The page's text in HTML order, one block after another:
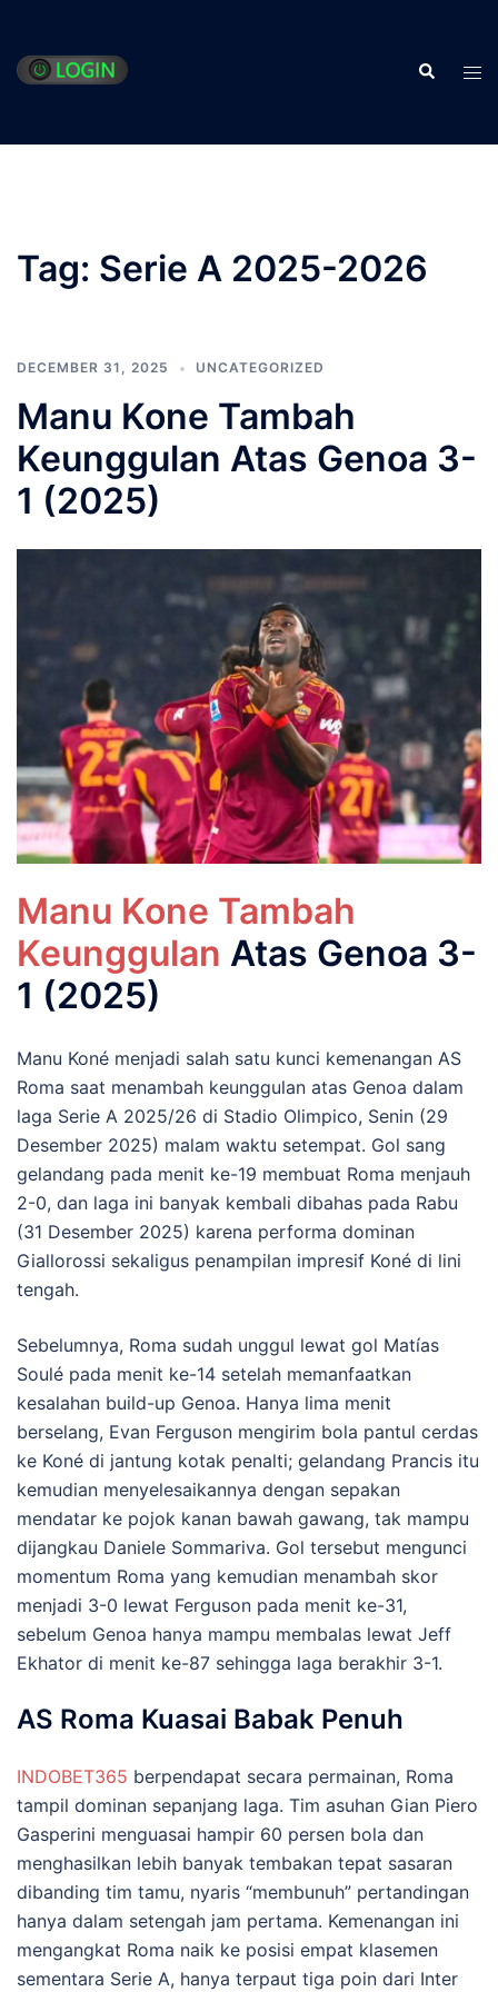
content
Search
Tag: Serie A 2025-2026
DECEMBER 31, 2025 UNCATEGORIZED
Manu Kone Tambah
Keunggulan Atas Genoa 3-
1 (2025)
Manu Kone Tambah
Keunggulan Atas Genoa 3-
1 (2025)
Manu Koné menjadi salah satu kunci kemenangan AS
Roma saat menambah keunggulan atas Genoa dalam
laga Serie A 2025/26 di Stadio Olimpico, Senin (29
Desember 2025) malam waktu setempat. Gol sang
gelandang pada menit ke-19 membuat Roma menjauh
2-0, dan laga ini banyak kembali dibahas pada Rabu
(31 Desember 2025) karena performa dominan
Giallorossi sekaligus penampilan impresif Koné di lini
tengah.
Sebelumnya, Roma sudah unggul lewat gol Matías
Soulé pada menit ke-14 setelah memanfaatkan
kesalahan build-up Genoa. Hanya lima menit
berselang, Evan Ferguson mengirim bola pantul cerdas
ke Koné di jantung kotak penalti; gelandang Prancis itu
kemudian menyelesaikannya dengan sepakan
mendatar ke pojok kanan bawah gawang, tak mampu
dijangkau Daniele Sommariva. Gol tersebut mengunci
momentum Roma yang kemudian menambah skor
menjadi 3-0 lewat Ferguson pada menit ke-31,
sebelum Genoa hanya mampu membalas lewat Jeff
Ekhator di menit ke-87 sehingga laga berakhir 3-1.
AS Roma Kuasai Babak Penuh
INDOBET365 berpendapat secara permainan, Roma
tampil dominan sepanjang laga. Tim asuhan Gian Piero
Gasperini menguasai hampir 60 persen bola dan
menghasilkan lebih banyak tembakan tepat sasaran
dibanding tim tamu, nyaris “membunuh” pertandingan
hanya dalam setengah jam pertama. Kemenangan ini
mengangkat Roma naik ke posisi empat klasemen
sementara Serie A, hanya terpaut tiga poin dari Inter